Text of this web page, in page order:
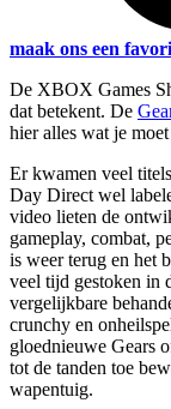
maak ons een
De XBOX Games
dat betekent. De
hier alles wat je
Er kwamen veel
Day Direct wel
video lieten de
gameplay, combat,
is weer terug en het
veel tijd gestoken in
vergelijkbare
crunchy en
gloednieuwe Gears
tot de tanden toe
wapentuig.